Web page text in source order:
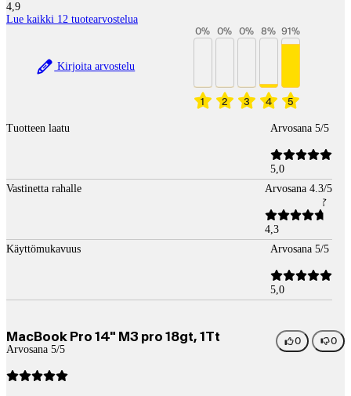
4,9
Lue kaikki 12 tuotearvostelua
Kirjoita arvostelu
1
0%
2
0%
3
0%
4
8%
5
91%
Tuotteen laatu Arvosana 5/5
5,0
Vastinetta rahalle
Arvosana 4.3/5
4,3
Käyttömukavuus
Arvosana 5/5
5,0
MacBook Pro 14" M3 pro 18gt, 1Tt
Arvosana 5/5
0 0